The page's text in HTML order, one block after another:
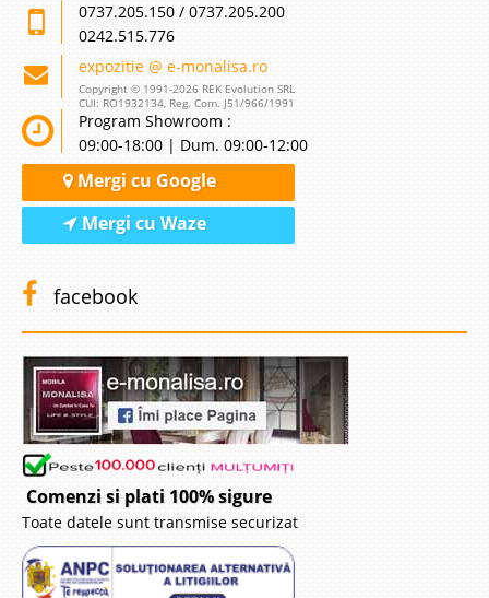
0737.205.150 / 0737.205.200
0242.515.776
expozitie @ e-monalisa.ro
Copyright © 1991-2026 REK Evolution SRL
CUI: RO1932134, Reg. Com. J51/966/1991
Program Showroom :
09:00-18:00 | Dum. 09:00-12:00
Mergi cu Google
Mergi cu Waze
facebook
Comenzi si plati 100% sigure
Toate datele sunt transmise securizat